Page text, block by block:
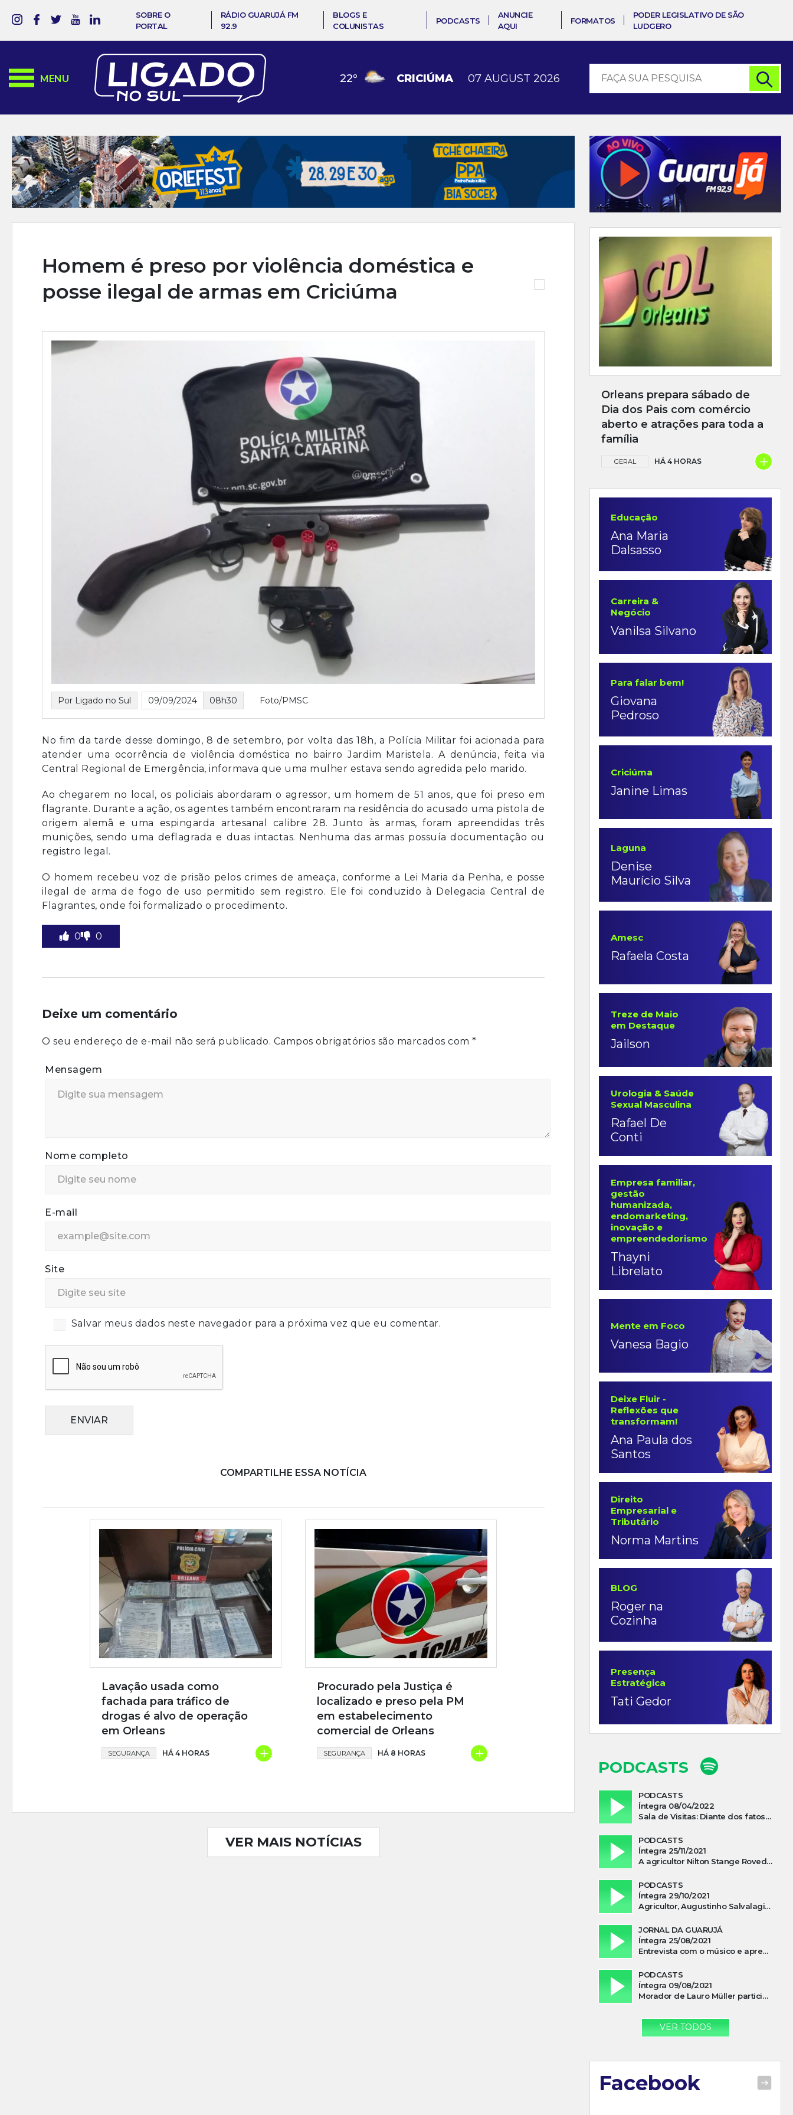
SOBRE O
PORTAL
RÁDIO GUARUJÁ FM
92.9
BLOGS E
COLUNISTAS
PODCASTS
ANUNCIE
AQUI
FORMATOS
PODER LEGISLATIVO DE SÃO
LUDGERO
MENU 22º CRICIÚMA 07 AUGUST 2026
Homem é preso por violência doméstica e
posse ilegal de armas em Criciúma
Por Ligado no Sul 09/09/2024 08h30 Foto/PMSC
No fim da tarde desse domingo, 8 de setembro, por volta das 18h, a Polícia Militar foi acionada para
atender uma ocorrência de violência doméstica no bairro Jardim Maristela. A denúncia, feita via
Central Regional de Emergência, informava que uma mulher estava sendo agredida pelo marido.
Ao chegarem no local, os policiais abordaram o agressor, um homem de 51 anos, que foi preso em
flagrante. Durante a ação, os agentes também encontraram na residência do acusado uma pistola de
origem alemã e uma espingarda artesanal calibre 28. Junto às armas, foram apreendidas três
munições, sendo uma deflagrada e duas intactas. Nenhuma das armas possuía documentação ou
registro legal.
O homem recebeu voz de prisão pelos crimes de ameaça, conforme a Lei Maria da Penha, e posse
ilegal de arma de fogo de uso permitido sem registro. Ele foi conduzido à Delegacia Central de
Flagrantes, onde foi formalizado o procedimento.
0 0
Deixe um comentário
O seu endereço de e-mail não será publicado. Campos obrigatórios são marcados com *
Mensagem
Nome completo
E-mail
Site
Salvar meus dados neste navegador para a próxima vez que eu comentar.
ENVIAR
COMPARTILHE ESSA NOTÍCIA
Lavação usada como
fachada para tráfico de
drogas é alvo de operação
em Orleans
SEGURANÇA HÁ 4 HORAS +
Procurado pela Justiça é
localizado e preso pela PM
em estabelecimento
comercial de Orleans
SEGURANÇA HÁ 8 HORAS +
VER MAIS NOTÍCIAS
Orleans prepara sábado de
Dia dos Pais com comércio
aberto e atrações para toda a
família
GERAL HÁ 4 HORAS +
Educação
Ana Maria
Dalsasso
Carreira &
Negócio
Vanilsa Silvano
Para falar bem!
Giovana
Pedroso
Criciúma
Janine Limas
Laguna
Denise
Maurício Silva
Amesc
Rafaela Costa
Treze de Maio
em Destaque
Jailson
Urologia & Saúde
Sexual Masculina
Rafael De
Conti
Empresa familiar,
gestão
humanizada,
endomarketing,
inovação e
empreendedorismo
Thayni
Librelato
Mente em Foco
Vanesa Bagio
Deixe Fluir -
Reflexões que
transformam!
Ana Paula dos
Santos
Direito
Empresarial e
Tributário
Norma Martins
BLOG
Roger na
Cozinha
Presença
Estratégica
Tati Gedor
PODCASTS
PODCASTS
Íntegra 08/04/2022
Sala de Visitas: Diante dos fatos que influenciam a economia o que podemos esperar de 2022
PODCASTS
Íntegra 25/11/2021
A agricultor Nilton Stange Roveda, afirma ter recebido ajuda espiritual durante acidente
PODCASTS
Íntegra 29/10/2021
Agricultor, Augustinho Salvalagio, relata sobre aparição do Cavaleiro Negro no Rio das Furnas
JORNAL DA GUARUJÁ
Íntegra 25/08/2021
Entrevista com o músico e apresentador, Lismael Ferrareis, no Cidade e Campo
PODCASTS
Íntegra 09/08/2021
Morador de Lauro Müller participa de motociata em apoio a Bolsonaro
VER TODOS
Facebook